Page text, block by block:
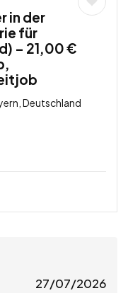
in der
für
– 21,00 €
Deutschland
27/07/2026